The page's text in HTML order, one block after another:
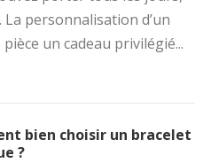
personnalisation d’un
un cadeau privilégié...
bien choisir un bracelet
?